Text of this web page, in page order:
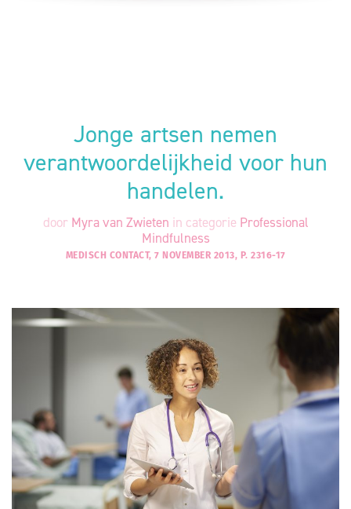
Jonge artsen nemen
verantwoordelijkheid voor hun
handelen.
door Myra van Zwieten in categorie Professional
Mindfulness
MEDISCH CONTACT, 7 NOVEMBER 2013, P. 2316-17